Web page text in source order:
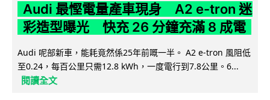
Audi 最慳電量產車現身 A2 e-tron 迷
彩造型曝光 快充 26 分鐘充滿 8 成電
Audi 呢部新車，能耗竟然係25年前嘅一半。 A2 e-tron 風阻低
至0.24，每百公里只需12.8 kWh，一度電行到7.8公里。6...
閱讀全文